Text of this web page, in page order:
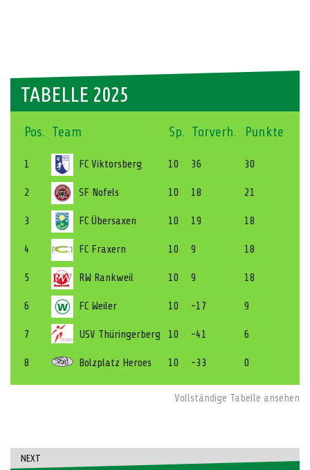
TABELLE 2025
Pos. Team Sp. Torverh. Punkte
1 FC Viktorsberg 10 36 30
2 SF Nofels 10 18 21
3 FC Übersaxen 10 19 18
4 FC Fraxern 10 9 18
5 RW Rankweil 10 9 18
6 FC Weiler 10 -17 9
7 USV Thüringerberg 10 -41 6
8 Bolzplatz Heroes 10 -33 0
Vollständige Tabelle ansehen
NEXT